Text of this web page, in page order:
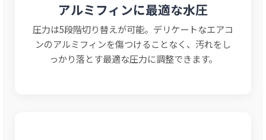
アルミフィンに最適な水圧
圧力は5段階切り替えが可能。デリケートなエアコ
ンのアルミフィンを傷つけることなく、汚れをし
っかり落とす最適な圧力に調整できます。